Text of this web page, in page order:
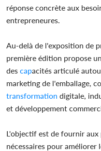
réponse concrète aux
entrepreneures.
Au-delà de l'exposition de
première édition propose
des capacités articulé
marketing de l'emballage,
transformation digitale,
et développement
L'objectif est de fournir
nécessaires pour